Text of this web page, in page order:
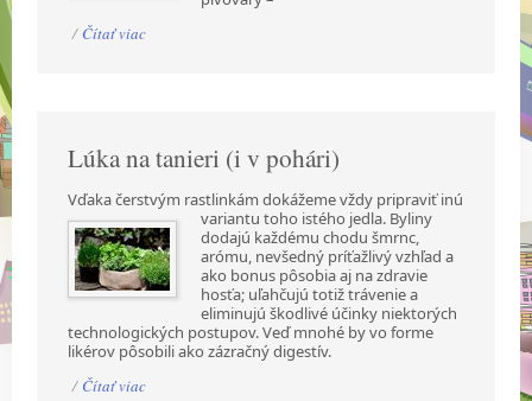
/ Čítať viac
Lúka na tanieri (i v pohári)
Vďaka čerstvým rastlinkám dokážeme vždy pripraviť inú
variantu toho istého jedla. Byliny
dodajú každému chodu šmrnc,
arómu, nevšedný príťažlivý vzhľad a
ako bonus pôsobia aj na zdravie
hosťa; uľahčujú totiž trávenie a
eliminujú škodlivé účinky niektorých
technologických postupov. Veď mnohé by vo forme
likérov pôsobili ako zázračný digestív.
/ Čítať viac